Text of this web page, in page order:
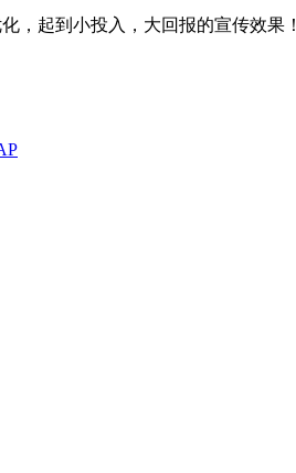
，起到小投入，大回报的宣传效果！